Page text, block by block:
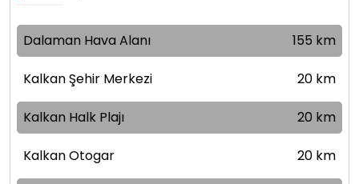
Dalaman Hava Alanı 155 km
Kalkan Şehir Merkezi 20 km
Kalkan Halk Plajı 20 km
Kalkan Otogar 20 km